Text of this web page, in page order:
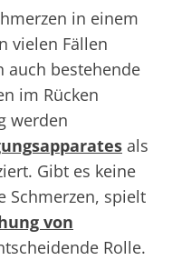
in einem
vielen Fällen
auch bestehende
im Rücken
werden
als
Gibt es keine
Schmerzen, spielt
von
Rolle.